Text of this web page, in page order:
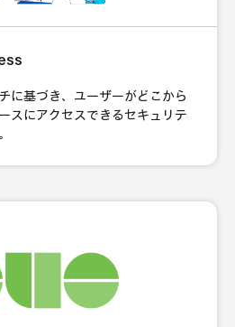
に基づき、ユーザーがどこから
スにアクセスできるセキュリテ